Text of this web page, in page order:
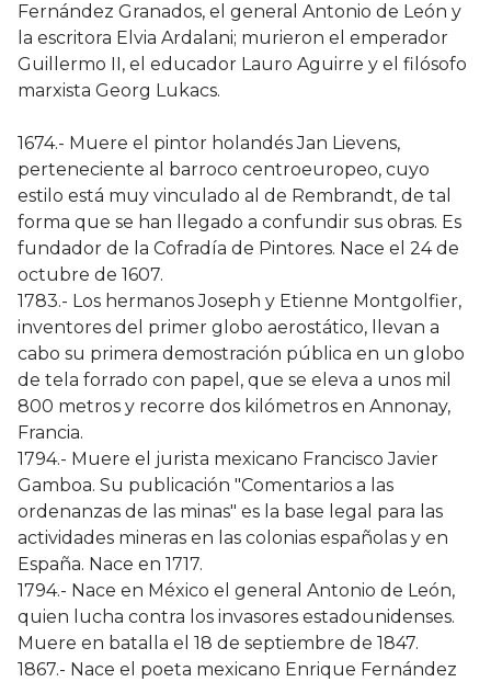
Fernández Granados, el general Antonio de León y
la escritora Elvia Ardalani; murieron el emperador
Guillermo II, el educador Lauro Aguirre y el filósofo
marxista Georg Lukacs.
1674.- Muere el pintor holandés Jan Lievens,
perteneciente al barroco centroeuropeo, cuyo
estilo está muy vinculado al de Rembrandt, de tal
forma que se han llegado a confundir sus obras. Es
fundador de la Cofradía de Pintores. Nace el 24 de
octubre de 1607.
1783.- Los hermanos Joseph y Etienne Montgolfier,
inventores del primer globo aerostático, llevan a
cabo su primera demostración pública en un globo
de tela forrado con papel, que se eleva a unos mil
800 metros y recorre dos kilómetros en Annonay,
Francia.
1794.- Muere el jurista mexicano Francisco Javier
Gamboa. Su publicación "Comentarios a las
ordenanzas de las minas" es la base legal para las
actividades mineras en las colonias españolas y en
España. Nace en 1717.
1794.- Nace en México el general Antonio de León,
quien lucha contra los invasores estadounidenses.
Muere en batalla el 18 de septiembre de 1847.
1867.- Nace el poeta mexicano Enrique Fernández